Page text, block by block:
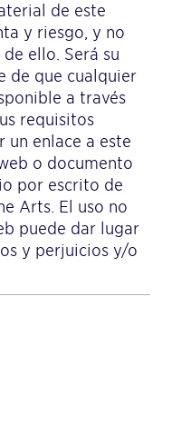
de este
y riesgo, y no
ello. Será su
de que cualquier
a través
requisitos
un enlace a este
o documento
por escrito de
Arts. El uso no
puede dar lugar
y perjuicios y/o